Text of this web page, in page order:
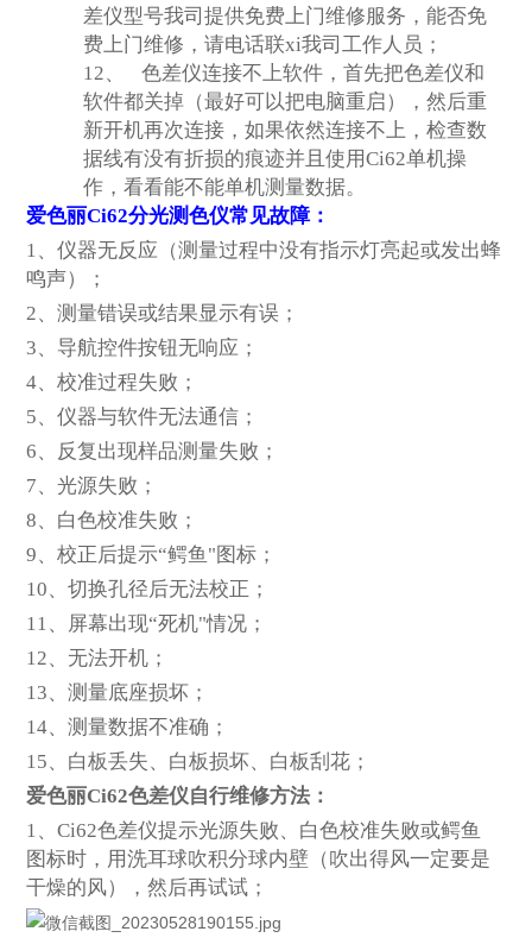
差仪型号我司提供免费上门维修服务，能否免
费上门维修，请电话联xi我司工作人员；
12、
色差仪连接不上软件，首先把色差仪和
软件都关掉（最好可以把电脑重启），然后重
新开机再次连接，如果依然连接不上，检查数
据线有没有折损的痕迹并且使用Ci62单机操
作，看看能不能单机测量数据。
爱色丽Ci62分光测色仪常见故障：
1、仪器无反应（测量过程中没有指示灯亮起或发出蜂
鸣声）；
2、测量错误或结果显示有误；
3、导航控件按钮无响应；
4、校准过程失败；
5、仪器与软件无法通信；
6、反复出现样品测量失败；
7、光源失败；
8、白色校准失败；
9、校正后提示“鳄鱼"图标；
10、切换孔径后无法校正；
11、屏幕出现“死机"情况；
12、无法开机；
13、测量底座损坏；
14、测量数据不准确；
15、白板丢失、白板损坏、白板刮花；
爱色丽Ci62色差仪自行维修方法：
1、Ci62色差仪提示光源失败、白色校准失败或鳄鱼
图标时，用洗耳球吹积分球内壁（吹出得风一定要是
干燥的风），然后再试试；